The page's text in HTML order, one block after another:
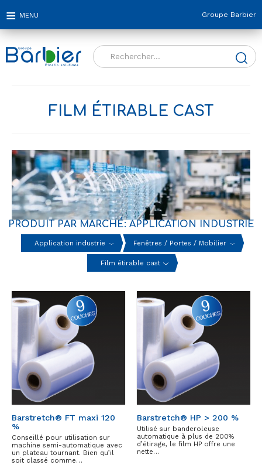
Groupe Barbier
Rechercher :
FILM ÉTIRABLE CAST
PRODUIT PAR MARCHÉ: APPLICATION INDUSTRIE
Application industrie Fenêtres / Portes / Mobilier
Film étirable cast
Barstretch® FT maxi 120
%
Conseillé pour utilisation sur
machine semi-automatique avec
un plateau tournant. Bien qu’il
soit classé comme…
Barstretch® HP > 200 %
Utilisé sur banderoleuse
automatique à plus de 200%
d’étirage, le film HP offre une
nette…